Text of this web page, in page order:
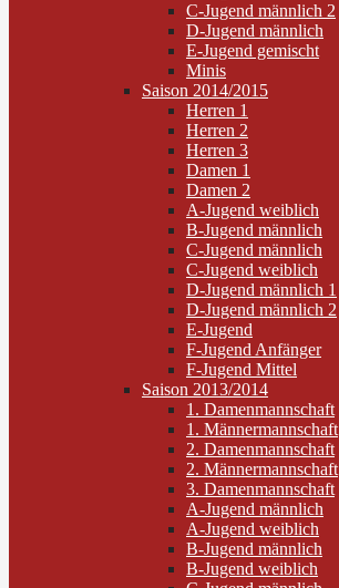
C-Jugend männlich 2
D-Jugend männlich
E-Jugend gemischt
Minis
Saison 2014/2015
Herren 1
Herren 2
Herren 3
Damen 1
Damen 2
A-Jugend weiblich
B-Jugend männlich
C-Jugend männlich
C-Jugend weiblich
D-Jugend männlich 1
D-Jugend männlich 2
E-Jugend
F-Jugend Anfänger
F-Jugend Mittel
Saison 2013/2014
1. Damenmannschaft
1. Männermannschaft
2. Damenmannschaft
2. Männermannschaft
3. Damenmannschaft
A-Jugend männlich
A-Jugend weiblich
B-Jugend männlich
B-Jugend weiblich